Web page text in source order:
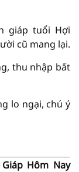
giáp tuổi Hợi
cũ mang lại.
thu nhập bất
lo ngại, chú ý
Hôm Nay